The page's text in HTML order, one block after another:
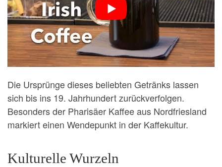
Die Ursprünge dieses beliebten Getränks lassen
sich bis ins 19. Jahrhundert zurückverfolgen.
Besonders der Pharisäer Kaffee aus Nordfriesland
markiert einen Wendepunkt in der Kaffekultur.
Kulturelle Wurzeln